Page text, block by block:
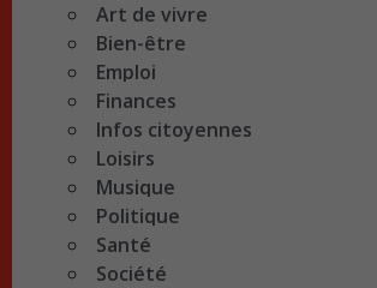
Art de vivre
Bien-être
Emploi
Finances
Infos citoyennes
Loisirs
Musique
Politique
Santé
Société